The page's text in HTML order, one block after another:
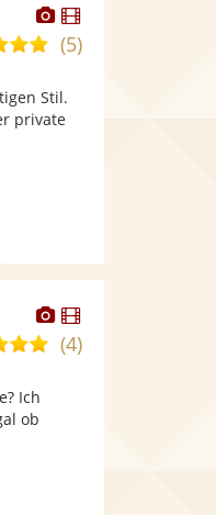
Dieser
Künstler
stellt
Fotos
bereit.
Dieser
Künstler
5,0
5
Sternen
(5)
Stil.
private
Dieser
Künstler
stellt
Dieser
Künstler
5,0(4)
Ich
ob